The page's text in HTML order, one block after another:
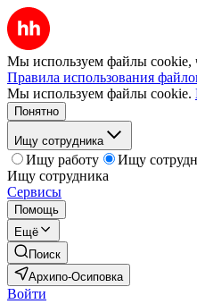
Мы используем файлы cookie,
Правила использования
Мы используем файлы cookie.
Понятно
Ищу сотрудника
Ищу работу
Ищу
Ищу сотрудника
Сервисы
Помощь
Ещё
Поиск
Архипо-Осиповка
Войти